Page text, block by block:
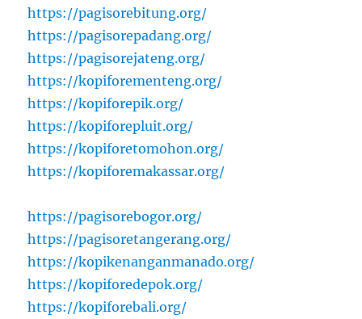
https://pagisorebitung.org/
https://pagisorepadang.org/
https://pagisorejateng.org/
https://kopiforementeng.org/
https://kopiforepik.org/
https://kopiforepluit.org/
https://kopiforetomohon.org/
https://kopiforemakassar.org/
https://pagisorebogor.org/
https://pagisoretangerang.org/
https://kopikenanganmanado.org/
https://kopiforedepok.org/
https://kopiforebali.org/